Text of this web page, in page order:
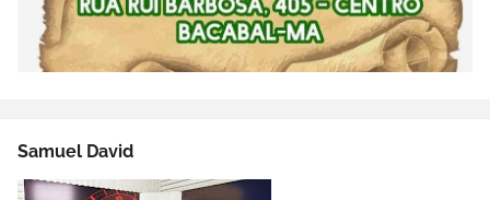
Samuel David